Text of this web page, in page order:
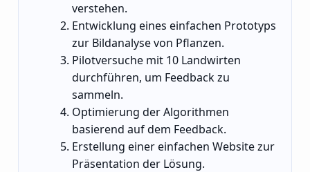
verstehen.
Entwicklung eines einfachen Prototyps
zur Bildanalyse von Pflanzen.
Pilotversuche mit 10 Landwirten
durchführen, um Feedback zu
sammeln.
Optimierung der Algorithmen
basierend auf dem Feedback.
Erstellung einer einfachen Website zur
Präsentation der Lösung.